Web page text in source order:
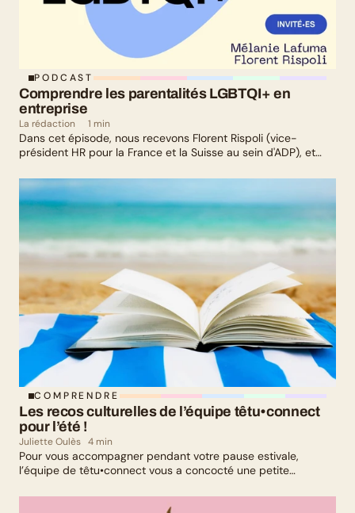
PODCAST
Comprendre les parentalités LGBTQI+ en
entreprise
La rédaction 1 min
Dans cet épisode, nous recevons Florent Rispoli (vice-
président HR pour la France et la Suisse au sein d'ADP), et
leurs parcours de parents LGBTQ+.
COMPRENDRE
Les recos culturelles de l’équipe têtu•connect
pour l’été !
Juliette Oulès 4 min
Pour vous accompagner pendant votre pause estivale,
l’équipe de têtu•connect vous a concocté une petite
culturelle : il y en a pour tous les goûts !